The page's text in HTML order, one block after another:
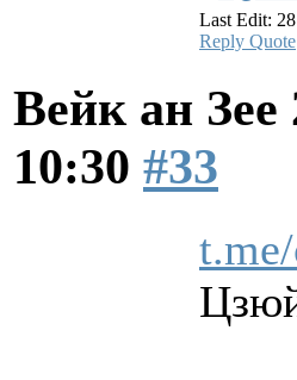
Last Edit:
Reply Quote
Вейк ан Зее
10:30 #33